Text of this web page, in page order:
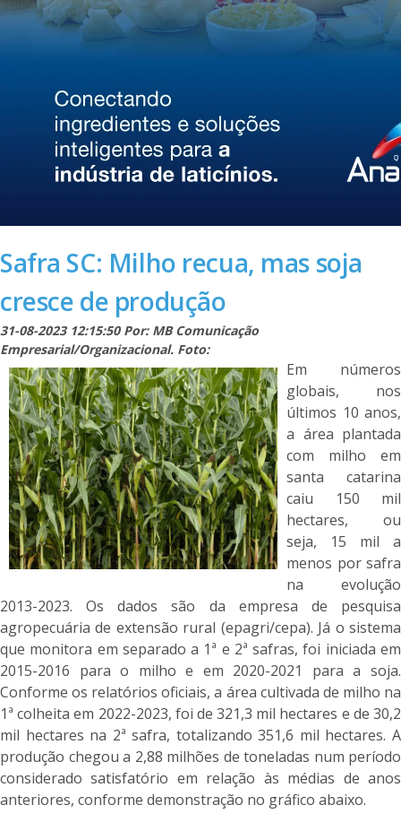
Safra SC: Milho recua, mas soja
cresce de produção
31-08-2023 12:15:50 Por: MB Comunicação
Empresarial/Organizacional. Foto:
Em números
globais, nos
últimos 10 anos,
a área plantada
com milho em
santa catarina
caiu 150 mil
hectares, ou
seja, 15 mil a
menos por safra
na evolução
2013-2023. Os dados são da empresa de pesquisa
agropecuária de extensão rural (epagri/cepa). Já o sistema
que monitora em separado a 1ª e 2ª safras, foi iniciada em
2015-2016 para o milho e em 2020-2021 para a soja.
Conforme os relatórios oficiais, a área cultivada de milho na
1ª colheita em 2022-2023, foi de 321,3 mil hectares e de 30,2
mil hectares na 2ª safra, totalizando 351,6 mil hectares. A
produção chegou a 2,88 milhões de toneladas num período
considerado satisfatório em relação às médias de anos
anteriores, conforme demonstração no gráfico abaixo.